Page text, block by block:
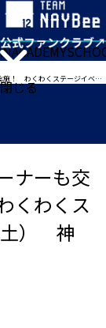
閉じる
ACADEMY
ージイベント ５／２３（土） 神戸戦
ナーも交
くわくス
土） 神